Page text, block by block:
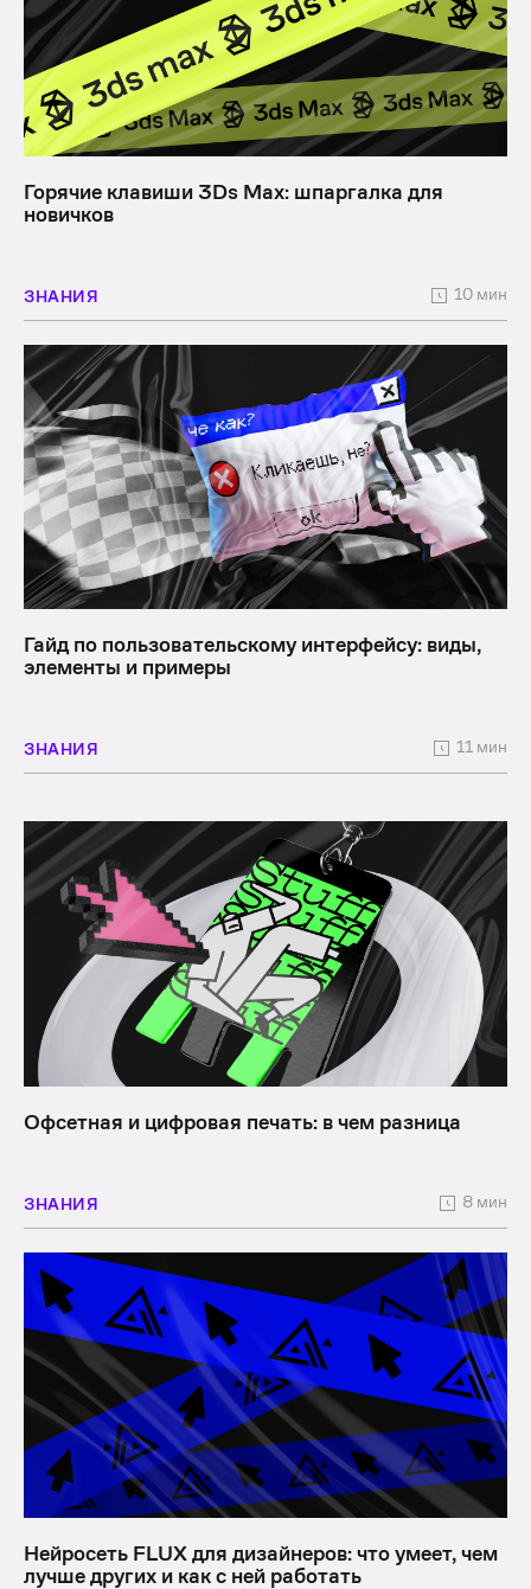
Горячие клавиши 3Ds Max: шпаргалка для
новичков
ЗНАНИЯ 10 мин
Гайд по пользовательскому интерфейсу: виды,
элементы и примеры
ЗНАНИЯ 11 мин
Офсетная и цифровая печать: в чем разница
ЗНАНИЯ 8 мин
Нейросеть FLUX для дизайнеров: что умеет, чем
лучше других и как с ней работать